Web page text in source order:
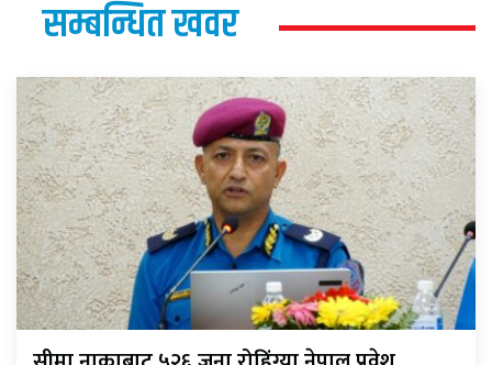
सम्बन्धित खवर